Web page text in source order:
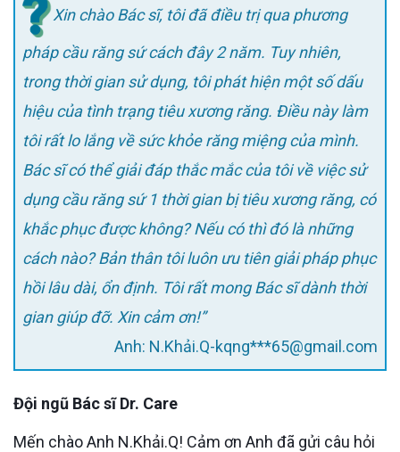
Xin chào Bác sĩ, tôi đã điều trị qua phương
pháp cầu răng sứ cách đây 2 năm. Tuy nhiên,
trong thời gian sử dụng, tôi phát hiện một số dấu
hiệu của tình trạng tiêu xương răng. Điều này làm
tôi rất lo lắng về sức khỏe răng miệng của mình.
Bác sĩ có thể giải đáp thắc mắc của tôi về việc sử
dụng cầu răng sứ 1 thời gian bị tiêu xương răng, có
khắc phục được không? Nếu có thì đó là những
cách nào? Bản thân tôi luôn ưu tiên giải pháp phục
hồi lâu dài, ổn định. Tôi rất mong Bác sĩ dành thời
gian giúp đỡ. Xin cảm ơn!”
Anh: N.Khải.Q-kqng***65@gmail.com
Đội ngũ Bác sĩ Dr. Care
Mến chào Anh N.Khải.Q! Cảm ơn Anh đã gửi câu hỏi